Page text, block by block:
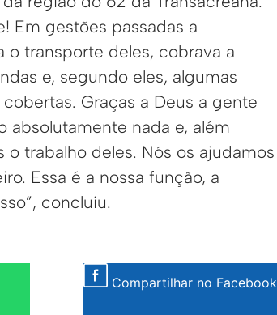
Em gestões passadas a
o transporte deles, cobrava a
e, segundo eles, algumas
Graças a Deus a gente
absolutamente nada e, além
o trabalho deles. Nós os ajudamos
Essa é a nossa função, a
concluiu.
Compartilhar no Facebook